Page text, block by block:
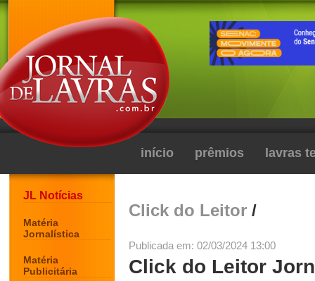
início prêmios lavras
JL Notícias
Matéria
Jornalística
Matéria
Publicitária
Click do Leitor /
Publicada em: 02/03/2024 13:00
Click do Leitor